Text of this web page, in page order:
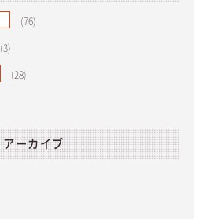
(76)
(3)
(28)
アーカイブ